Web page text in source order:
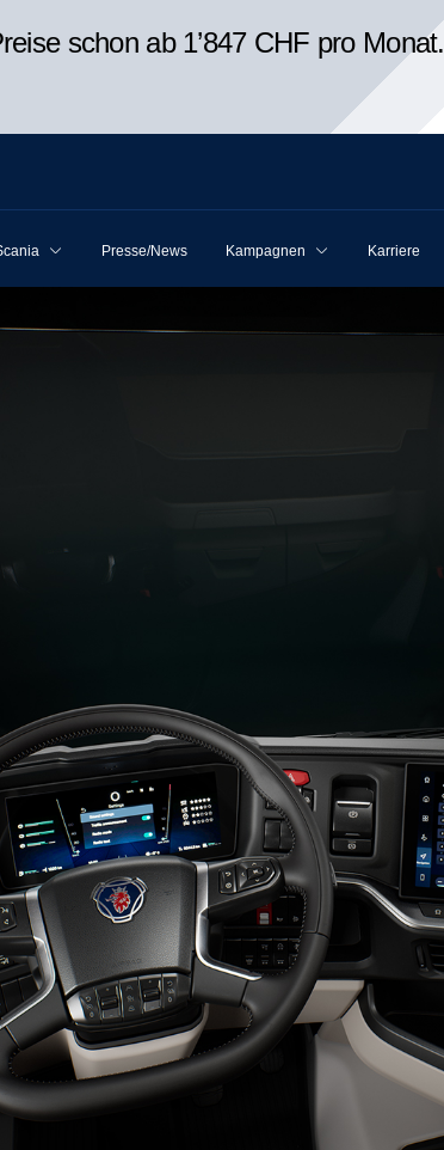
schon ab 1’847 CHF pro Monat.
Presse/News Kampagnen Karriere